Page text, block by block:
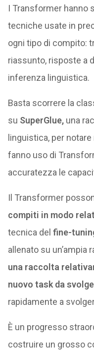
I Transformer hanno
tecniche usate in
ogni tipo di compito:
riassunto, risposte a
inferenza linguistica.
Basta scorrere la
su SuperGlue,una
linguistica, per
fanno uso di
accuratezza le
Il Transformer
compiti in modo
tecnica del fine-
allenato su
una raccolta
nuovo task da
rapidamente a
È un progresso
costruire un grosso